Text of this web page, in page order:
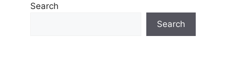
Search
Search